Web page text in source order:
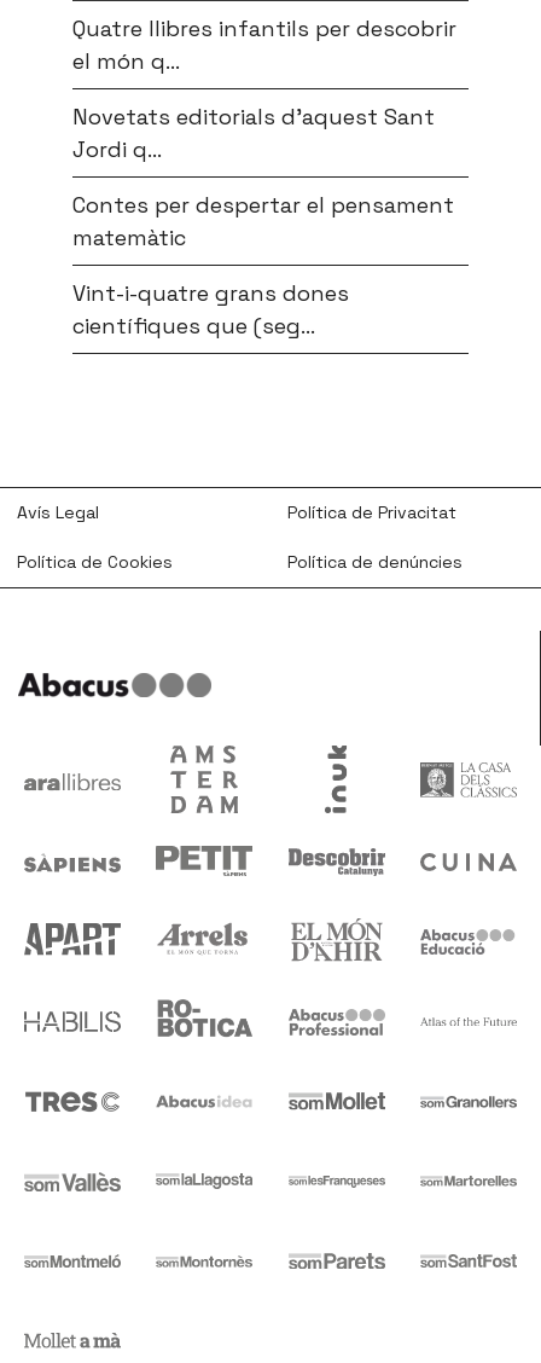
Quatre llibres infantils per descobrir
el món q...
Novetats editorials d’aquest Sant
Jordi q...
Contes per despertar el pensament
matemàtic
Vint-i-quatre grans dones
científiques que (seg...
Avís Legal Política de Privacitat
Política de Cookies Política de denúncies